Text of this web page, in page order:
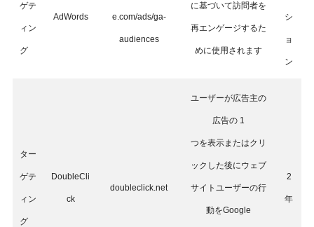
ゲテ
ィン
グ
AdWords e.com/ads/ga-
audiences
に基づいて訪問者を
再エンゲージするた
めに使用されます
シ
ョ
ン
ター
ゲテ
ィン
グ
DoubleCli
ck
doubleclick.net
ユーザーが広告主の
広告の 1
つを表示またはクリ
ックした後にウェブ
サイトユーザーの行
動をGoogle
2
年